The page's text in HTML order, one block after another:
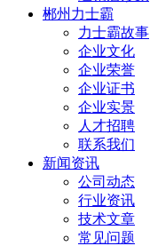
郴州力士霸
力士霸故事
企业文化
企业荣誉
企业证书
企业实景
人才招聘
联系我们
新闻资讯
公司动态
行业资讯
技术文章
常见问题